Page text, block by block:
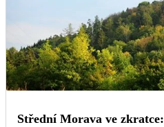
Střední Morava ve zkratce: